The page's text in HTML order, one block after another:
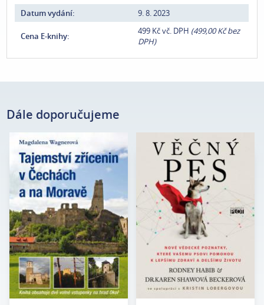
Datum vydání:
9. 8. 2023
Cena E-knihy: 499 Kč vč. DPH (499,00 Kč bez
DPH)
Dále doporučujeme
Autor:
Magdalena
Wagnerová
Edice:
mimo edice
Počet stran:
200
Formát:
160 x 230
Vazba:
V8a (pevná)
Obrazová
část:
Barevné fotografie
Datum
vydání:
27. 10. 2011
Rodney Habib, Dr. Karen
Shawová Beckerová
Edice:
Edukace
Počet
stran:
408
Formát:
165 x 237
Vazba:
V8a (pevná)
Datum
vydání:
28. 5. 2024